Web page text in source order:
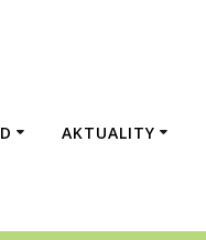
AKTUALITY